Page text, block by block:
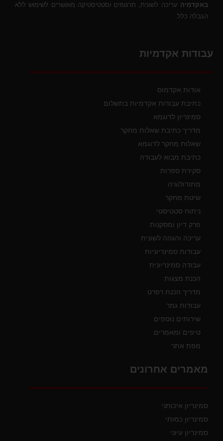
באקדמיה עריכה לשונית, תרגומים וסטטיסטיקה מאושרים לשימוש ללא
הגבלה כלל.
עבודות אקדמיות
אודות אקדמוס
כתיבת עבודות אקדמיות בתשלום
סמינריון לדוגמא
מדריך כתיבת שאלות מחקר
שאלות מחקר לדוגמא
כתיבת מבוא לעבודה
סקירת ספרות
מתודולוגיה
שיטת מחקר
ניתוח סטטיסטי
פרק דיון ומסקנות
עריכה והגהה לשונית
עבודות סמינריוניות
עבודה סמינריונית
הכנת מצגות
מדריך הכנת רפרט
עבודות גמר
שירותים נוספים
טיפים ומאמרים
מפת אתר
מאמרים אחרונים
סמינריון איכותני
סמינריון כמותי
סמינריון עיוני